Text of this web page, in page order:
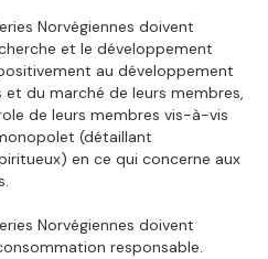
Norvégiennes doivent
et le développement
au développement
du marché de leurs membres,
de leurs membres vis-à-vis
(détaillant
en ce qui concerne aux
Norvégiennes doivent
responsable.